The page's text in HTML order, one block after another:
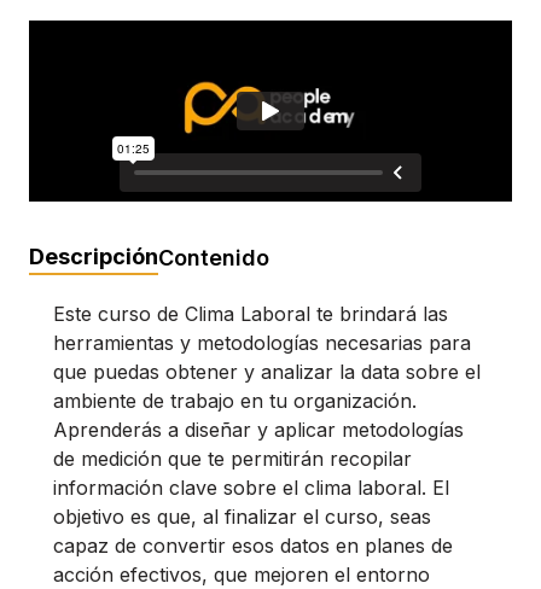
DescripciónContenido
Este curso de Clima Laboral te brindará las
herramientas y metodologías necesarias para
que puedas obtener y analizar la data sobre el
ambiente de trabajo en tu organización.
Aprenderás a diseñar y aplicar metodologías
de medición que te permitirán recopilar
información clave sobre el clima laboral. El
objetivo es que, al finalizar el curso, seas
capaz de convertir esos datos en planes de
acción efectivos, que mejoren el entorno